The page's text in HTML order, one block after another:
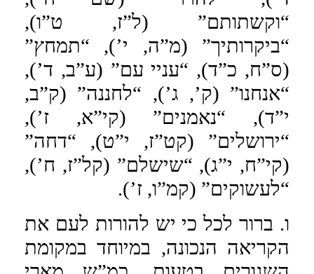
“וקשתותם” (ל”ז, ט”ו),
“ביקרותיך” (מ”ה, י’), “תמחץ”
(ס”ח, כ”ד), “עניי עם” (ע”ב, ד’),
“אנחנו” (ק’, ג’), “לחננה” (ק”ב,
י”ד), “נאמנים” (קי”א, ז’),
“ירושלים” (קט”ז, י”ט), “דחה”
(קי”ח, י”ג), “שישלם” (קל”ז, ח’),
“לעשוקים” (קמ”ו, ז’).
ו. ברור לכל כי יש להורות לעם את
הקריאה הנכונה, במיוחד במקומת